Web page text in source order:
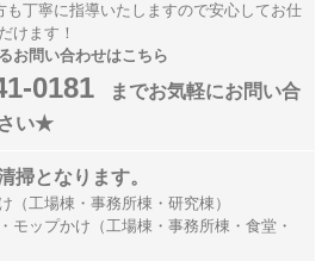
も丁寧に指導いたしますので安心してお仕
けます！
お問い合わせはこちら
0181
までお気軽にお問い合
い★
掃となります。
（工場棟・事務所棟・研究棟）
モップかけ（工場棟・事務所棟・食堂・